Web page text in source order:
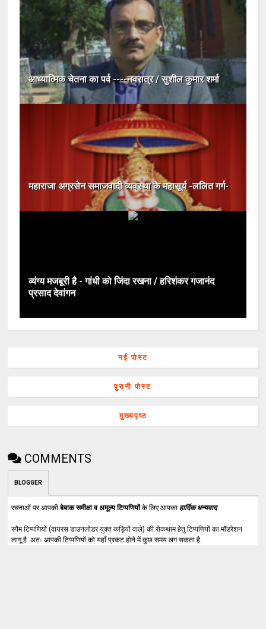
आध्यात्मिक चेतना का पर्व ----नवरात्र / सुशील कुमार शर्मा
महाराजा अग्रसेन समाजवादी व्यवस्था के महासूर्य -ललित गर्ग-
व्यंग्य मजबूरी है - गांधी को जिंदा रखना / हरिशंकर गजानंद
प्रसाद देवांगन
नई पोस्ट
पुरानी पोस्ट
मुख्यपृष्ठ
COMMENTS
BLOGGER
रचनाओं पर आपकीबेबाक समीक्षा व अमूल्य टिप्पणियोंके लिए आपका हार्दिक धन्यवाद.
स्पैम टिप्पणियों (वायरस डाउनलोडर युक्त कड़ियों वाले) की रोकथाम हेतु टिप्पणियों का मॉडरेशन
लागू है. अतः आपकी टिप्पणियों को यहाँ प्रकट होने में कुछ समय लग सकता है.